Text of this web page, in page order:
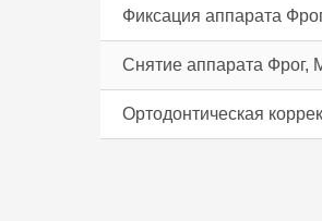
Фиксация аппарата
Снятие аппарата Фрог,
Ортодонтическая